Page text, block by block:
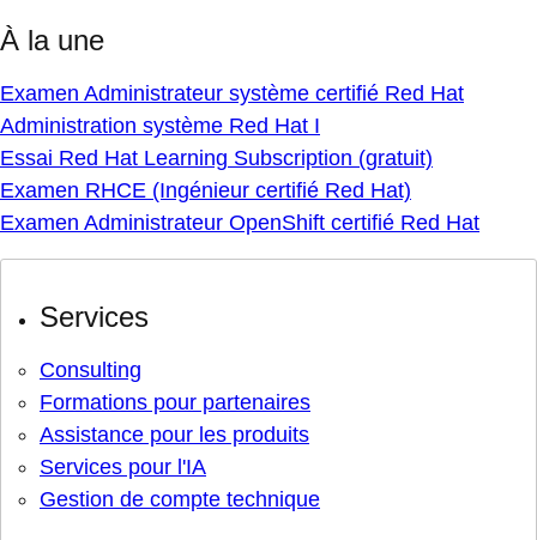
À la une
Examen Administrateur système certifié Red Hat
Administration système Red Hat I
Essai Red Hat Learning Subscription (gratuit)
Examen RHCE (Ingénieur certifié Red Hat)
Examen Administrateur OpenShift certifié Red Hat
Services
Consulting
Formations pour partenaires
Assistance pour les produits
Services pour l'IA
Gestion de compte technique